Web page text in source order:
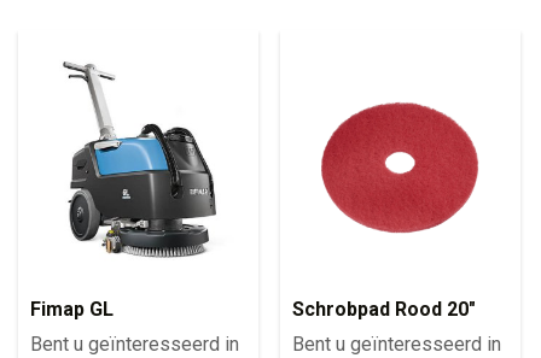
Fimap GL
Bent u geïnteresseerd in
Schrobpad Rood 20″
Bent u geïnteresseerd in